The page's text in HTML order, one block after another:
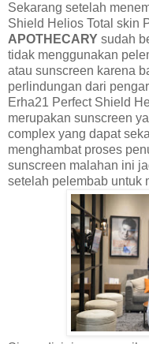
Sekarang setelah
Shield Helios Total skin
APOTHECARY sudah
tidak menggunakan
atau sunscreen karena
perlindungan dari
Erha21 Perfect Shield
merupakan sunscreen
complex yang dapat
menghambat proses
sunscreen malahan ini
setelah pelembab untuk